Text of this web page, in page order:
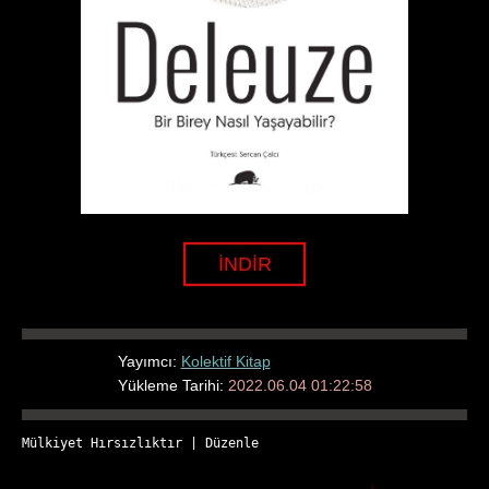
İNDİR
Yayımcı: Kolektif Kitap
Yükleme Tarihi: 2022.06.04 01:22:58
Mülkiyet Hırsızlıktır Düzenle